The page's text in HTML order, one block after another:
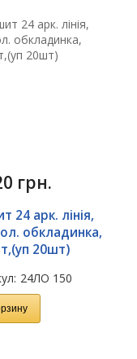
грн.
24 арк. лінія,
обкладинка,
20шт)
24ЛО 150